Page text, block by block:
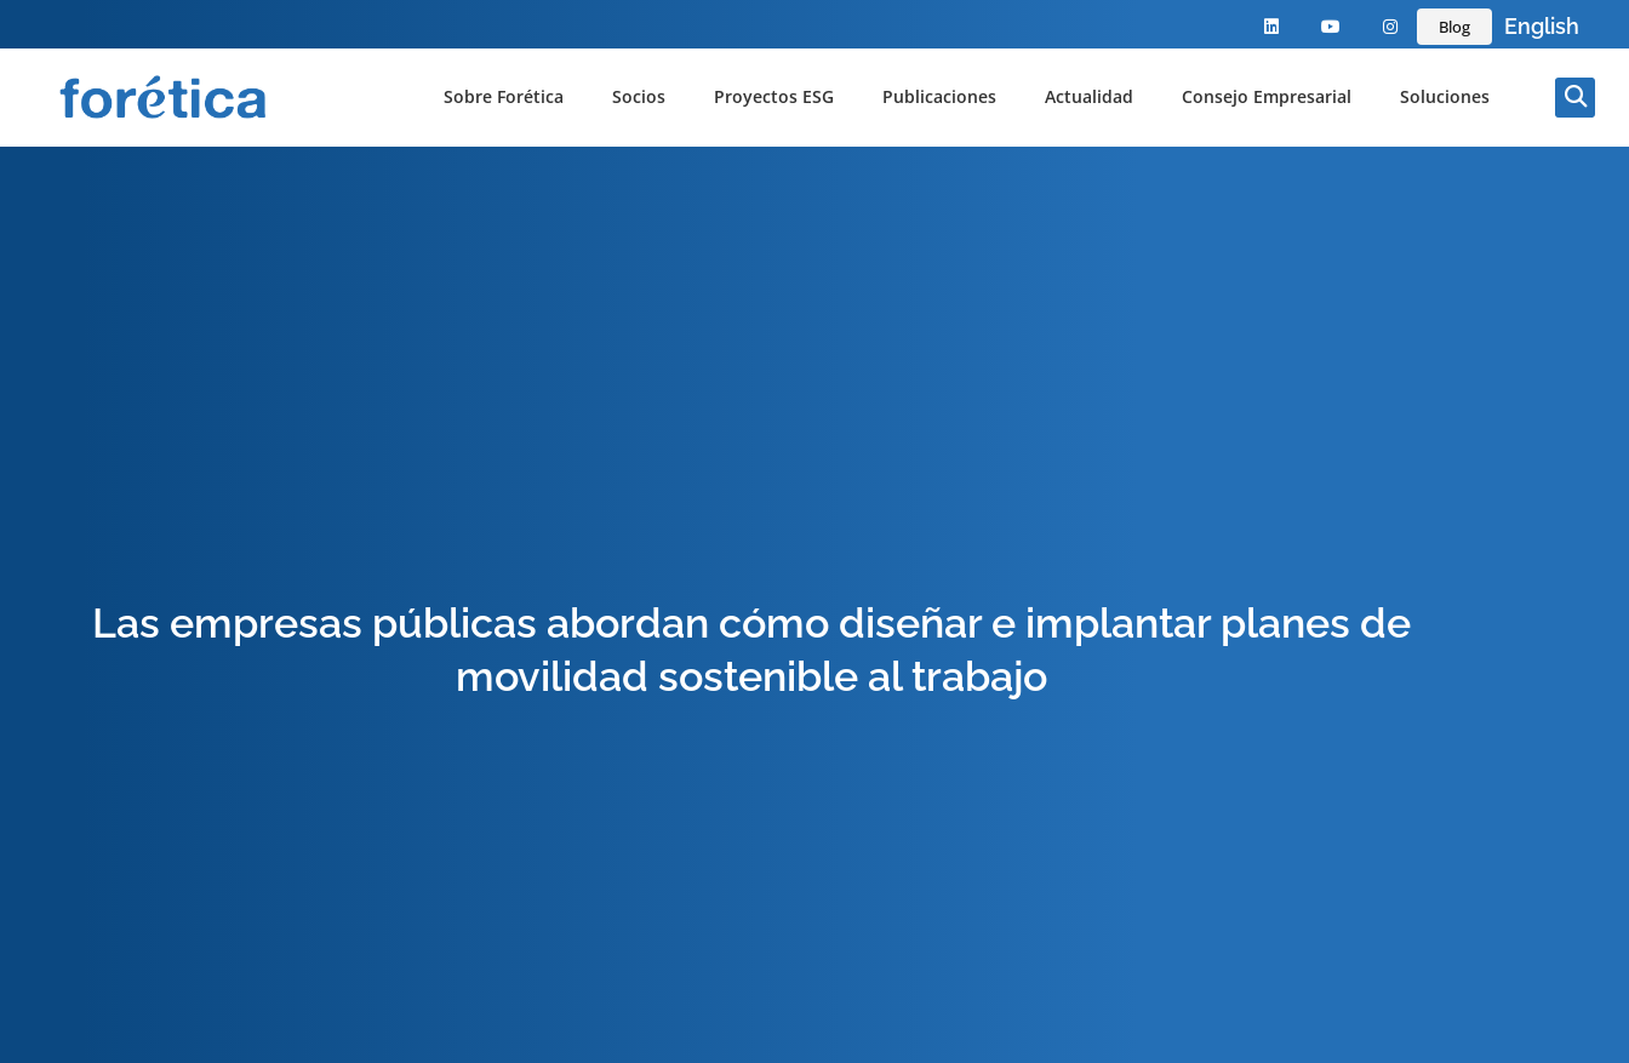
Blog English
Sobre Forética Socios Proyectos ESG Publicaciones Actualidad Consejo Empresarial Soluciones
Las empresas públicas abordan cómo diseñar e implantar planes de
movilidad sostenible al trabajo